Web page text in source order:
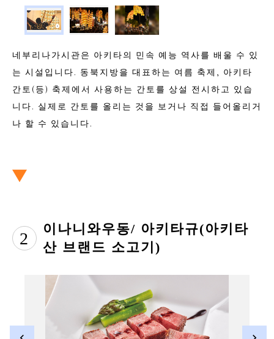
네부리나가시관은 아키타의 민속 예능 역사를 배울 수 있
는 시설입니다. 동북지방을 대표하는 여름 축제, 아키타
간토(등) 축제에서 사용하는 간토를 상설 전시하고 있습
니다. 실제로 간토를 올리는 것을 보거나 직접 들어올리거
나 할 수 있습니다.
2
이나니와우동/ 아키타규(아키타
산 브랜드 소고기)